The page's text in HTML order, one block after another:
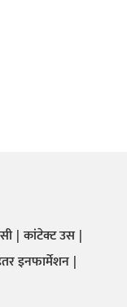
कांटेक्ट उस
इनफार्मेशन